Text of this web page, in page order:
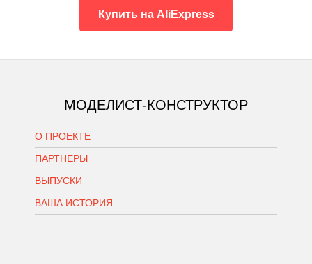
Купить на AliExpress
МОДЕЛИСТ-КОНСТРУКТОР
О ПРОЕКТЕ
ПАРТНЕРЫ
ВЫПУСКИ
ВАША ИСТОРИЯ